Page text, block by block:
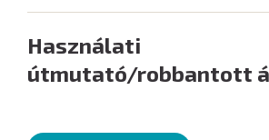
Használati
útmutató/robbantott